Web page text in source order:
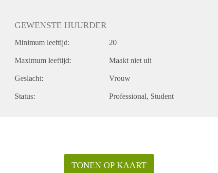
GEWENSTE HUURDER
Minimum leeftijd: 20
Maximum leeftijd: Maakt niet uit
Geslacht: Vrouw
Status: Professional Student
TONEN OP KAART